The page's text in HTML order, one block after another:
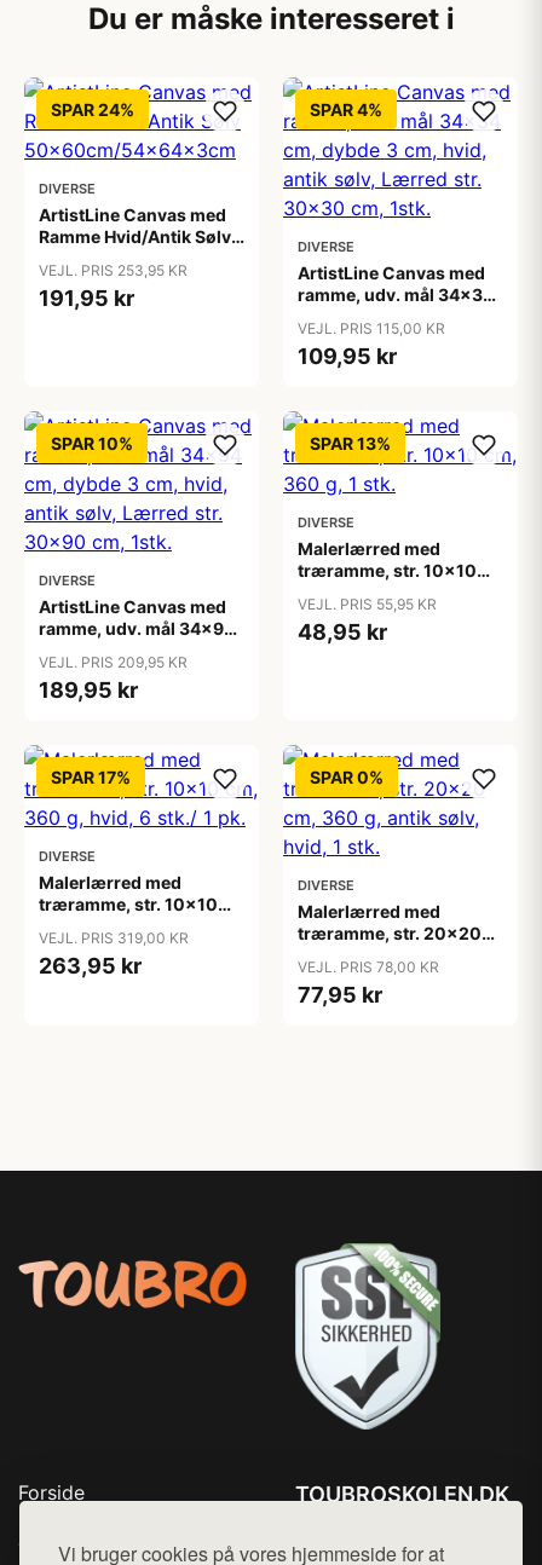
Vi bruger cookies på vores hjemmeside for at
Du er måske interesseret i
SPAR 24%
DIVERSE
ArtistLine Canvas med
Ramme Hvid/Antik Sølv
VEJL. PRIS 253,95 KR
191,95 kr
SPAR 4%
DIVERSE
ArtistLine Canvas med
ramme, udv. mål 34x34
antik sølv, Lærred str.
30x30 cm, 1stk.
VEJL. PRIS 115,00 KR
109,95 kr
SPAR 10%
DIVERSE
ArtistLine Canvas med
ramme, udv. mål 34x94
antik sølv, Lærred str.
30x90 cm, 1stk.
VEJL. PRIS 209,95 KR
189,95 kr
SPAR 13%
DIVERSE
Malerlærred med
træramme, str. 10x10
VEJL. PRIS 55,95 KR
48,95 kr
SPAR 17%
DIVERSE
Malerlærred med
træramme, str. 10x10
pk.
VEJL. PRIS 319,00 KR
263,95 kr
SPAR 0%
DIVERSE
Malerlærred med
træramme, str. 20x20
hvid, 1 stk.
VEJL. PRIS 78,00 KR
77,95 kr
Forside
Top Rabatter
TOUBROSKOLEN.DK